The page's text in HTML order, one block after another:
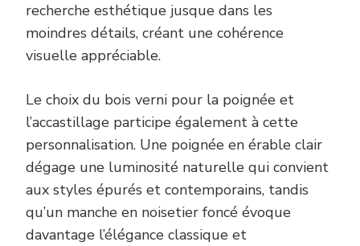
recherche esthétique jusque dans les
moindres détails, créant une cohérence
visuelle appréciable.
Le choix du bois verni pour la poignée et
l’accastillage participe également à cette
personnalisation. Une poignée en érable clair
dégage une luminosité naturelle qui convient
aux styles épurés et contemporains, tandis
qu’un manche en noisetier foncé évoque
davantage l’élégance classique et